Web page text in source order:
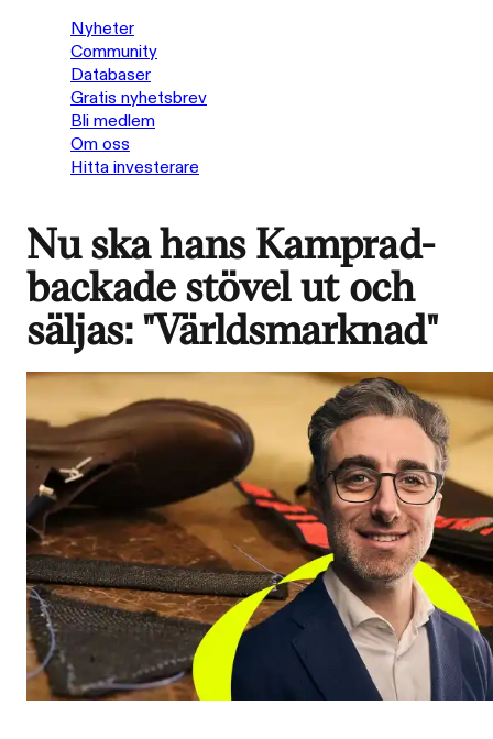
Nyheter
Community
Databaser
Gratis nyhetsbrev
Bli medlem
Om oss
Hitta investerare
Nu ska hans Kamprad-
backade stövel ut och
säljas: "Världsmarknad"